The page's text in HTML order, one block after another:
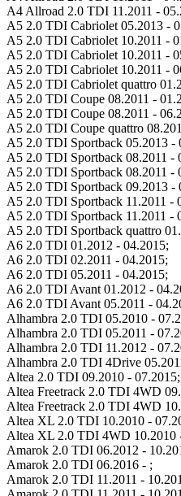
A4 Allroad 2.0 TDI 11.2011 -
A5 2.0 TDI Cabriolet 05.2013 -
A5 2.0 TDI Cabriolet 10.2011 -
A5 2.0 TDI Cabriolet 10.2011 -
A5 2.0 TDI Cabriolet 10.2011 -
A5 2.0 TDI Cabriolet quattro
A5 2.0 TDI Coupe 08.2011 -
A5 2.0 TDI Coupe 08.2011 -
A5 2.0 TDI Coupe quattro
A5 2.0 TDI Sportback 05.2013 -
A5 2.0 TDI Sportback 08.2011 -
A5 2.0 TDI Sportback 08.2011 -
A5 2.0 TDI Sportback 09.2013 -
A5 2.0 TDI Sportback 11.2011 -
A5 2.0 TDI Sportback 11.2011 -
A5 2.0 TDI Sportback quattro
A6 2.0 TDI 01.2012 - 04.2015;
A6 2.0 TDI 02.2011 - 04.2015;
A6 2.0 TDI 05.2011 - 04.2015;
A6 2.0 TDI Avant 01.2012 -
A6 2.0 TDI Avant 05.2011 -
Alhambra 2.0 TDI 05.2010 -
Alhambra 2.0 TDI 05.2011 -
Alhambra 2.0 TDI 11.2012 -
Alhambra 2.0 TDI 4Drive
Altea 2.0 TDI 09.2010 - 07.2015;
Altea Freetrack 2.0 TDI 4WD
Altea Freetrack 2.0 TDI 4WD
Altea XL 2.0 TDI 10.2010 -
Altea XL 2.0 TDI 4WD 10.2010
Amarok 2.0 TDI 06.2012 -
Amarok 2.0 TDI 06.2016 - ;
Amarok 2.0 TDI 11.2011 -